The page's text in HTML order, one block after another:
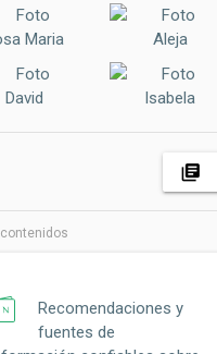
Maria Aleja
David Isabela
library_books
Recomendaciones y
fuentes de